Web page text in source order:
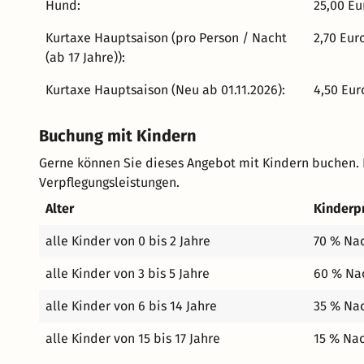
Spezialitäten. Der großzügige Buffet-Bereich bietet
Zuspeisen, Suppen, Saucen und Beilagen. Und dass
Küche hergeben, versteht sich in Österreich, dem Land der
Wellness-Oase mit 1500 m²: Riesen-Schwimmbad (14
Rutsche von Pool zu Pool (34 Grad) - auf 1650 Metern
Vip-Duschen, Solebecken (36 Grad), Kräutersauna,
und Relaxinsel mit Kuschelnestern gehören ebenso
geheizte Wasserbetten, Relax-Liegen und das professionell
direkt an der Piste: 100 % aller Pisten können
darunter die "Streif" Kärntens - die sogenannte
Nachtschilauf und Schischulen mit Schikindergärten. Auch abseits der Pisten gibt es viel zu erleben:
Schneeschuhwanderungen, Pferde-Winter-Trekking,
Langlaufen (Einstieg direkt vorm Haus ca. 6 km lang), Schiverleih,
über den Katschberg,
Golfen, Klettern, Rafting, Wasserschi,…
Hund: 25,00
Kurtaxe Hauptsaison (pro Person / Nacht
(ab 17 Jahre)):
2,70
Kurtaxe Hauptsaison (Neu ab 01.11.2026): 4,50
Buchung mit Kindern
Gerne können Sie dieses Angebot mit Kindern
Verpflegungsleistungen.
Alter
alle Kinder von 0 bis 2 Jahre 70 %
alle Kinder von 3 bis 5 Jahre 60 %
alle Kinder von 6 bis 14 Jahre 35 %
alle Kinder von 15 bis 17 Jahre 15 %